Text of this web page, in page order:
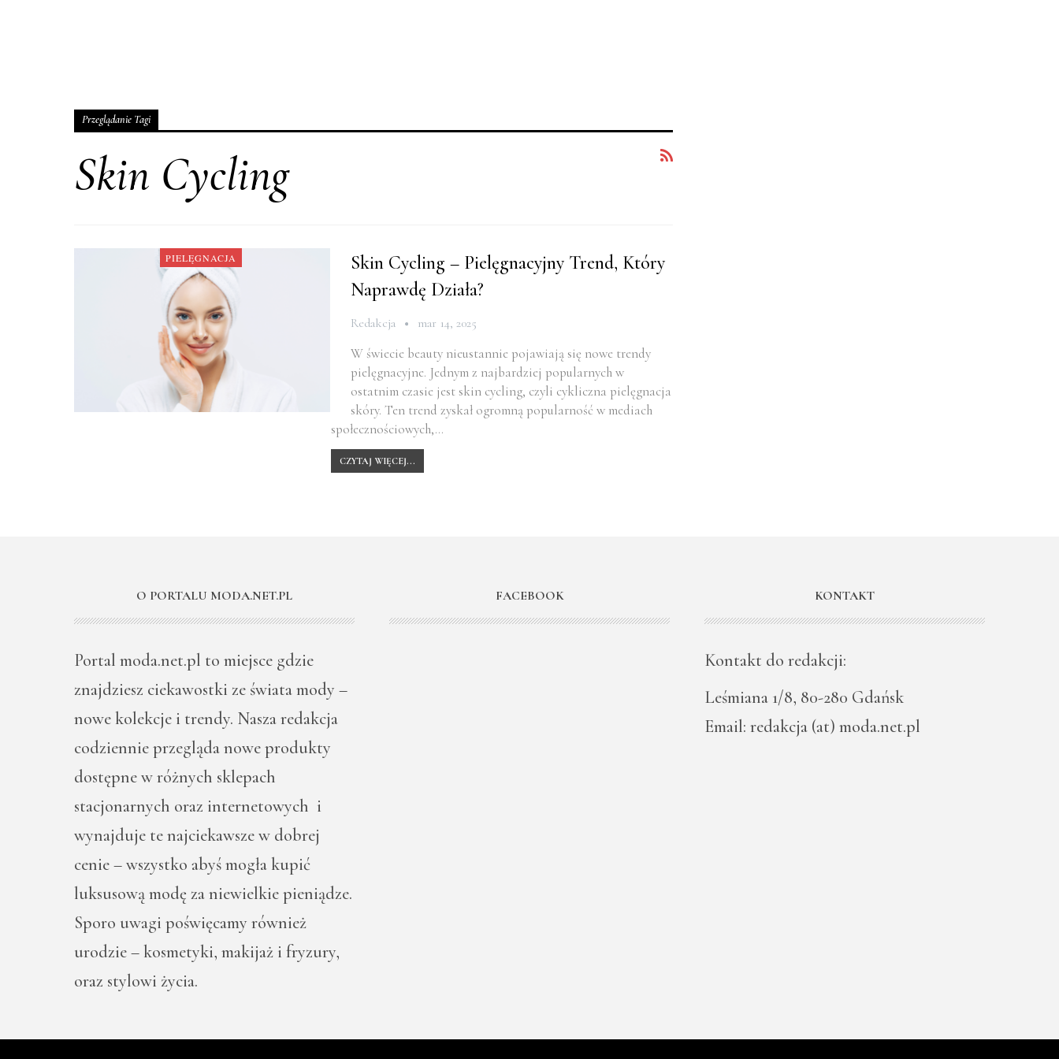
Przeglądanie Tagi
Skin Cycling
PIELĘGNACJA
Skin Cycling – Pielęgnacyjny Trend, Który
Naprawdę Działa?
Redakcja mar 14, 2025
W świecie beauty nieustannie pojawiają się nowe trendy
pielęgnacyjne. Jednym z najbardziej popularnych w
ostatnim czasie jest skin cycling, czyli cykliczna pielęgnacja
skóry. Ten trend zyskał ogromną popularność w mediach
społecznościowych,…
CZYTAJ WIĘCEJ...
O PORTALU MODA.NET.PL
Portal moda.net.pl to miejsce gdzie
znajdziesz ciekawostki ze świata mody –
nowe kolekcje i trendy. Nasza redakcja
codziennie przegląda nowe produkty
dostępne w różnych sklepach
stacjonarnych oraz internetowych i
wynajduje te najciekawsze w dobrej
cenie – wszystko abyś mogła kupić
luksusową modę za niewielkie pieniądze.
Sporo uwagi poświęcamy również
urodzie – kosmetyki, makijaż i fryzury,
oraz stylowi życia.
FACEBOOK KONTAKT
Kontakt do redakcji:
Leśmiana 1/8, 80-280 Gdańsk
Email: redakcja (at) moda.net.pl